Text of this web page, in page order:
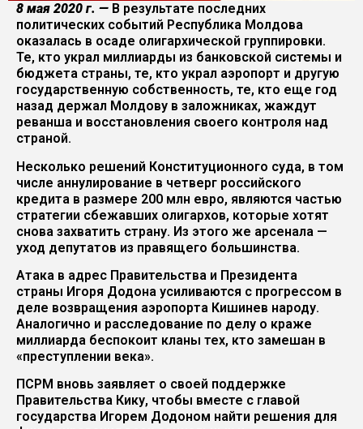
8 мая 2020 г. — В результате последних
политических событий Республика Молдова
оказалась в осаде олигархической группировки.
Те, кто украл миллиарды из банковской системы и
бюджета страны, те, кто украл аэропорт и другую
государственную собственность, те, кто еще год
назад держал Молдову в заложниках, жаждут
реванша и восстановления своего контроля над
страной.
Несколько решений Конституционного суда, в том
числе аннулирование в четверг российского
кредита в размере 200 млн евро, являются частью
стратегии сбежавших олигархов, которые хотят
снова захватить страну. Из этого же арсенала —
уход депутатов из правящего большинства.
Атака в адрес Правительства и Президента
страны Игоря Додона усиливаются с прогрессом в
деле возвращения аэропорта Кишинев народу.
Аналогично и расследование по делу о краже
миллиарда беспокоит кланы тех, кто замешан в
«преступлении века».
ПСРМ вновь заявляет о своей поддержке
Правительства Кику, чтобы вместе с главой
государства Игорем Додоном найти решения для